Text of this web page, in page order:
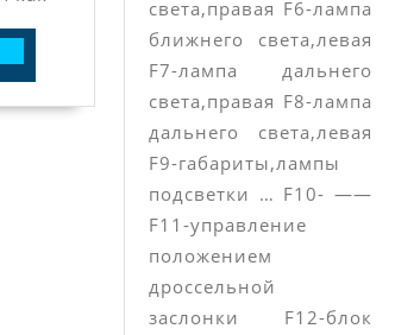
света,правая F6-лампа
ближнего света,левая
F7-лампа дальнего
света,правая F8-лампа
дальнего света,левая
F9-габариты,лампы
подсветки … F10- ——
F11-управление
положением
дроссельной
заслонки F12-блок